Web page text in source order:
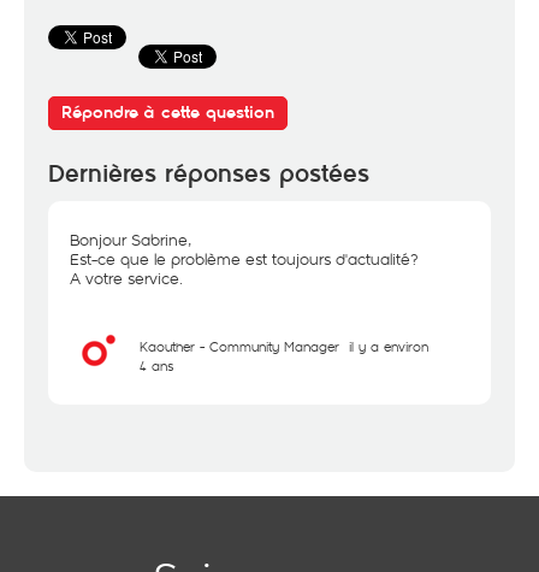
Répondre à cette question
Dernières réponses postées
Bonjour Sabrine,
Est-ce que le problème est toujours d'actualité?
A votre service.
Kaouther - Community Manager il y a environ
4 ans